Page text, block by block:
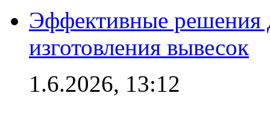
Эффективные решения
изготовления вывесок
1.6.2026, 13:12